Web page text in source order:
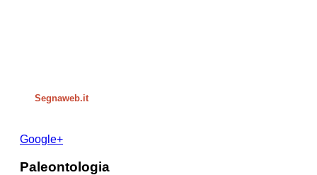
Segnaweb.it
Google+
Paleontologia